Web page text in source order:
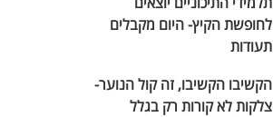
לחופשת הקיץ- היום מקבלים
תעודות
הקשיבו הקשיבו, זה קול הנוער-
צלקות לא קורות רק בגלל